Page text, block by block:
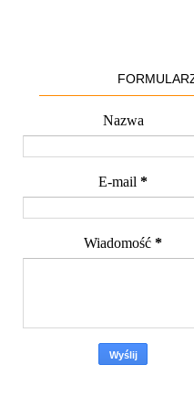
Nazwa
E-mail *
Wiadomość *